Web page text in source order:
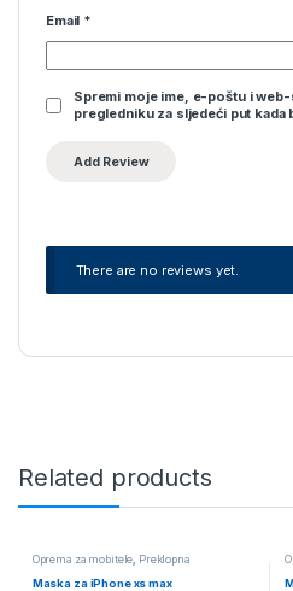
Email *
Spremi moje ime, e-poštu i
pregledniku za sljedeći put kada
There are no reviews yet.
Related products
Oprema za mobitele, Preklopna
Maska za iPhone xs max